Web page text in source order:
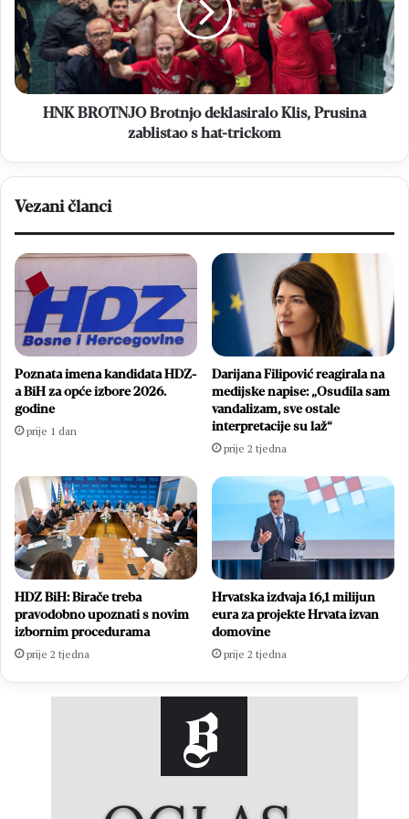
koristi?
Klis,
Prusina
zablistao
s
hat-
trickomHNK BROTNJO Brotnjo deklasiralo Klis, Prusina
zablistao s hat-trickom
Vezani članci
Poznata imena kandidata HDZ-
a BiH za opće izbore 2026.
godine
prije 1 dan
Darijana Filipović reagirala na
medijske napise: „Osudila sam
vandalizam, sve ostale
interpretacije su laž“
prije 2 tjedna
HDZ BiH: Birače treba
pravodobno upoznati s novim
izbornim procedurama
prije 2 tjedna
Hrvatska izdvaja 16,1 milijun
eura za projekte Hrvata izvan
domovine
prije 2 tjedna